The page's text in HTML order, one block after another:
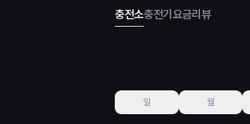
충전소충전기요금리뷰
일 월